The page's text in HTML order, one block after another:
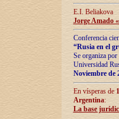
E.I. Beliakova
Jorge Amado
Conferencia
“Rusia en el
Se organiza
Universidad
Noviembre de
En vísperas de
Argentina:
La base